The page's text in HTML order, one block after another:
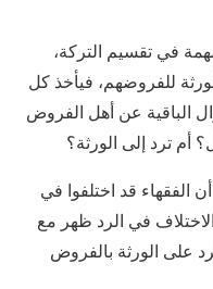
في تقسيم التركة،
للفروضهم، فيأخذ كل
الباقية عن أهل الفروض
أم ترد إلى الورثة؟
الفقهاء قد اختلفوا في
في الرد ظهر مع
على الورثة بالفروض